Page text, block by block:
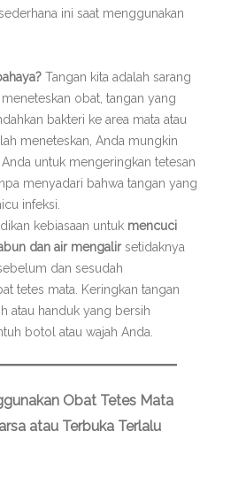
ini saat menggunakan
Tangan kita adalah sarang
obat, tangan yang
bakteri ke area mata atau
meneteskan, Anda mungkin
untuk mengeringkan tetesan
menyadari bahwa tangan yang
infeksi.
kebiasaan untuk mencuci
dan air mengalirsetidaknya
dan sesudah
tetes mata. Keringkan tangan
atau handuk yang bersih
botol atau wajah Anda.
Obat Tetes Mata
atau Terbuka Terlalu